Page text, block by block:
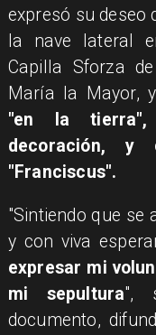
expresó su deseo
la nave lateral
Capilla Sforza
María la Mayor, y
"en la tierra",
decoración, y
"Franciscus".
"Sintiendo que se
y con viva
expresar mi
mi sepultura",
documento,